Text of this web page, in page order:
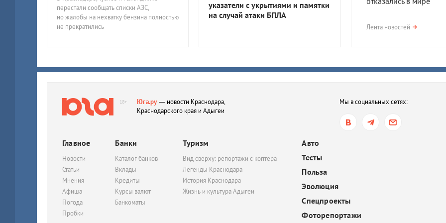
вчера, 17:23
после семейной ссоры
В Ростове-на-Дону
электросамокатов
Лента новостей
перестали сообщать списки АЗС,
но жалобы на нехватку бензина полностью
не прекратились
указатели с укрытиями и памятки
на случай атаки БПЛА
18+ Юга.ру— новости Краснодара,
Краснодарского края и Адыгеи
Мы в социальных сетях:
Главное
Новости
Статьи
Мнения
Афиша
Погода
Пробки
Банки
Каталог банков
Вклады
Кредиты
Курсы валют
Банкоматы
Туризм
Вид сверху: репортажи с коптера
Легенды Краснодара
История Краснодара
Жизнь и культура Адыгеи
Авто
Тесты
Польза
Эволюция
Спецпроекты
Фоторепортажи